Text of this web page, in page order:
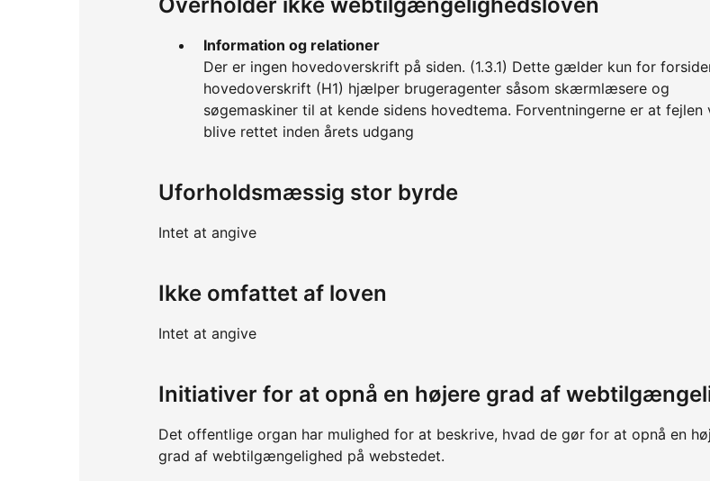
Information og relationer
Der er ingen hovedoverskrift på siden. (1.3.1) Dette gælder kun for
hovedoverskrift (H1) hjælper brugeragenter såsom skærmlæsere og
søgemaskiner til at kende sidens hovedtema. Forventningerne er at fejlen
blive rettet inden årets udgang
Uforholdsmæssig stor byrde
Intet at angive
Ikke omfattet af loven
Intet at angive
Initiativer for at opnå en højere grad af
Det offentlige organ har mulighed for at beskrive, hvad de gør for at opnå en
grad af webtilgængelighed på webstedet.